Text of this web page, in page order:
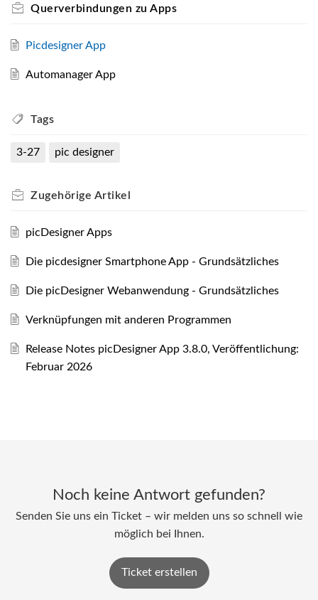
Querverbindungen zu Apps
Picdesigner App
Automanager App
Tags
3-27 pic designer
Zugehörige Artikel
picDesigner Apps
Die picdesigner Smartphone App - Grundsätzliches
Die picDesigner Webanwendung - Grundsätzliches
Verknüpfungen mit anderen Programmen
Release Notes picDesigner App 3.8.0, Veröffentlichung:
Februar 2026
Noch keine Antwort gefunden?
Senden Sie uns ein Ticket – wir melden uns so schnell wie
möglich bei Ihnen.
Ticket erstellen